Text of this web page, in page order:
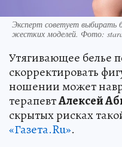
Эксперт советует выбирать
жестких моделей. Фото:
Утягивающее белье
скорректировать
ношении может
терапевтАлексей
скрытых рисках
«Газета.Ru».